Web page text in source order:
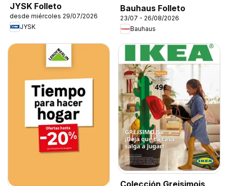
JYSK Folleto
desde miércoles 29/07/2026
JYSK
Bauhaus Folleto
23/07 - 26/08/2026
Bauhaus